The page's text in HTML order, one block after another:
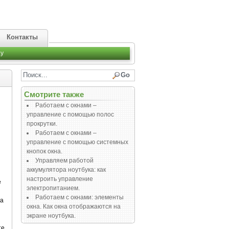
Контакты
Смотрите также
Работаем с окнами –
управление с помощью полос
прокрутки.
Работаем с окнами –
управление с помощью системных
кнопок окна.
Управляем работой
аккумулятора ноутбука: как
настроить управление
электропитанием.
Работаем с окнами: элементы
окна. Как окна отображаются на
экране ноутбука.